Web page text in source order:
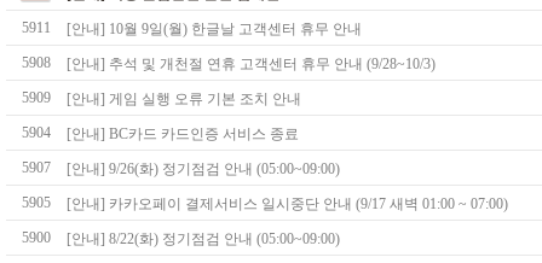
5911
[안내] 10월 9일(월) 한글날 고객센터 휴무 안내
5908
[안내] 추석 및 개천절 연휴 고객센터 휴무 안내 (9/28~10/3)
5909
[안내] 게임 실행 오류 기본 조치 안내
5904
[안내] BC카드 카드인증 서비스 종료
5907
[안내] 9/26(화) 정기점검 안내 (05:00~09:00)
5905
[안내] 카카오페이 결제서비스 일시중단 안내 (9/17 새벽 01:00 ~ 07:00)
5900
[안내] 8/22(화) 정기점검 안내 (05:00~09:00)